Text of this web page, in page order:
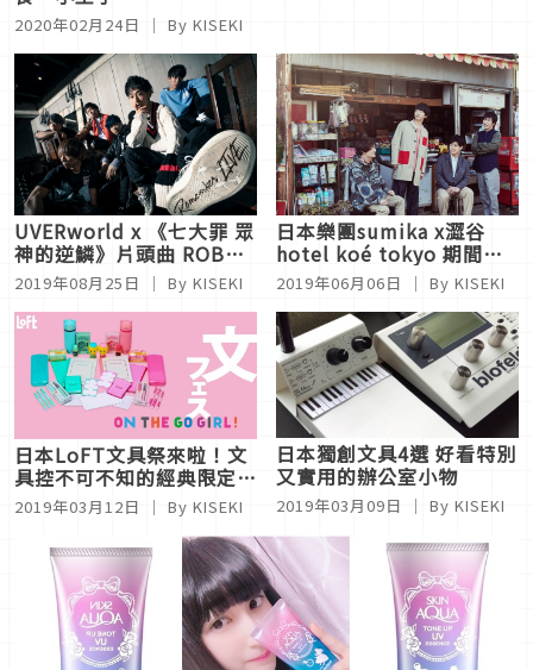
2020年02月24日 ｜ By KISEKI
UVERworld x 《七大罪 眾
神的逆鱗》片頭曲 ROB
THE FRONTIER 公布
2019年08月25日 ｜ By KISEKI
日本樂團sumika x澀谷
hotel koé tokyo 期間限
定聯名快閃店
2019年06月06日 ｜ By KISEKI
日本LoFT文具祭來啦！文
具控不可不知的經典限定款
6選
2019年03月12日 ｜ By KISEKI
日本獨創文具4選 好看特別
又實用的辦公室小物
2019年03月09日 ｜ By KISEKI